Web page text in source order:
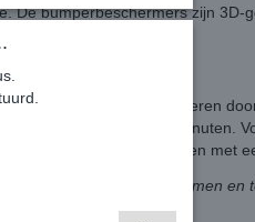
De bumperbeschermers zijn 3D-
zijn eenvoudig te monteren
duurt ongeveer 10 minuten.
worden geleverd, samen met
ontworpen om te beschermen en